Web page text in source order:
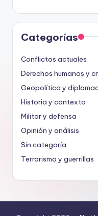
Categorías
Conflictos actuales
Derechos humanos y
Geopolítica y
Historia y contexto
Militar y defensa
Opinión y análisis
Sin categoría
Terrorismo y guerrillas